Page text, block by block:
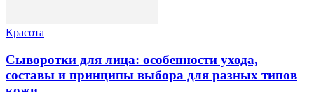
Красота
Сыворотки для лица: особенности ухода,
составы и принципы выбора для разных типов